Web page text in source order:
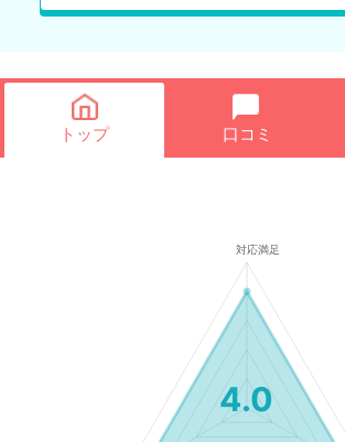
トップ 口コミ
4.0